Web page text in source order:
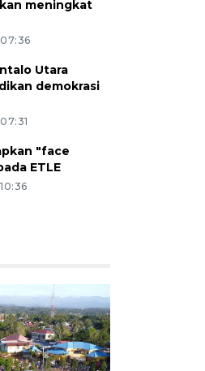
meningkat
Utara
demokrasi
"face
ETLE